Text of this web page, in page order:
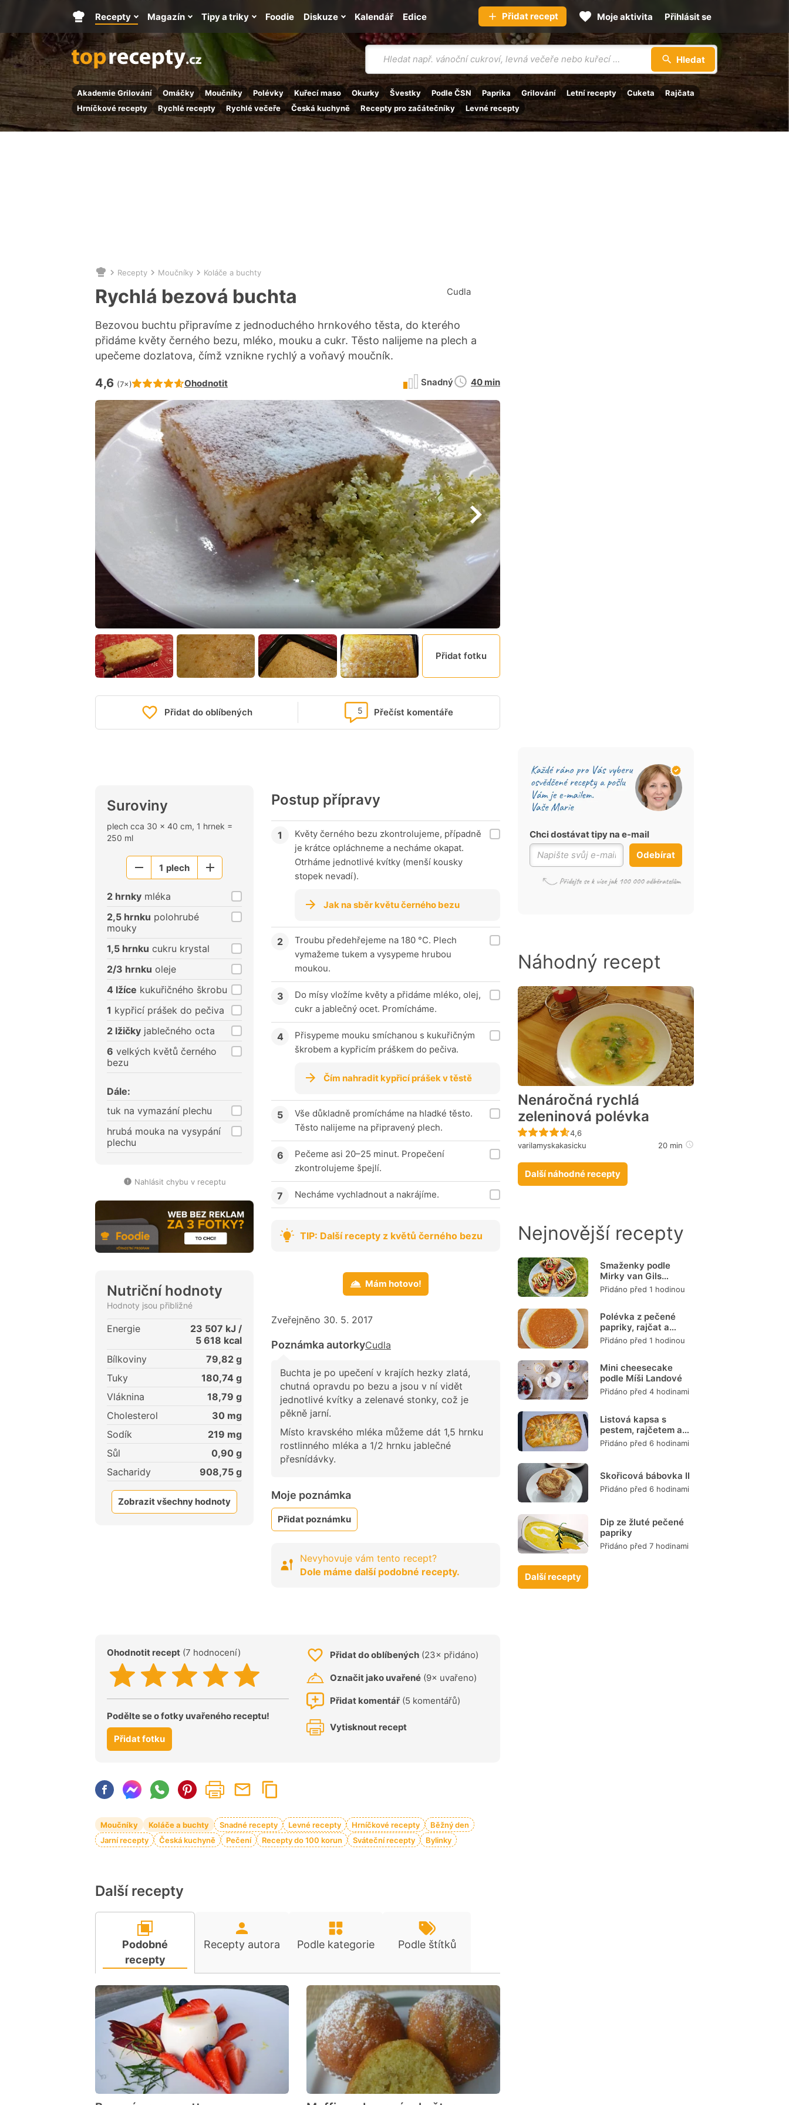
Vyhledávání
Hledat
Akademie Grilování Omáčky Moučníky Polévky Kuřecí maso Okurky Švestky Podle ČSN Paprika Grilování Letní recepty Cuketa
Rajčata
Hrníčkové recepty
Rychlé recepty Rychlé večeře Česká kuchyně Recepty pro začátečníky Levné recepty
Hlavní
stránka
Recepty Magazín Tipy a triky Kalendář
Foodie Diskuze Edice Přidat recept Moje aktivita Přihlásit se
Nacházíte
se
zde:
Recepty Moučníky Koláče a buchty
Rychlá bezová buchta
Bezovou buchtu připravíme z jednoduchého hrnkového těsta, do kterého
přidáme květy černého bezu, mléko, mouku a cukr. Těsto nalijeme na plech a
upečeme dozlatova, čímž vznikne rychlý a voňavý moučník.
Hodnocení receptu je
4,6 (7×) Ohodnotit
Cudla
Snadný
Doba
40 min
Přidat fotku
Přidat do oblíbených Přečíst komentáře
5
Suroviny
plech cca 30 × 40 cm, 1 hrnek =
250 ml
Menší
1 plech
Větší
2 hrnky mléka
2,5 hrnku polohrubé
mouky
1,5 hrnku cukru krystal
2/3 hrnku oleje
4 lžíce kukuřičného škrobu
1 kypřicí prášek do pečiva
2 lžičky jablečného octa
6 velkých květů černého
bezu
Dále:
tuk na vymazání plechu
hrubá mouka na vysypání
plechu
Nahlásit chybu v receptu
Nutriční hodnoty
Hodnoty jsou přibližné
Energie 23 507 kJ /
5 618 kcal
Bílkoviny
79,82 g
Tuky
180,74 g
Vláknina
18,79 g
Cholesterol
30 mg
Sodík
219 mg
Sůl
0,90 g
Sacharidy
908,75 g
Zobrazit všechny hodnoty
Postup přípravy
Květy černého bezu zkontrolujeme, případně
je krátce opláchneme a necháme okapat.
Otrháme jednotlivé kvítky (menší kousky
stopek nevadí).
Jak na sběr květu černého bezu
Troubu předehřejeme na 180 °C. Plech
vymažeme tukem a vysypeme hrubou
moukou.
Do mísy vložíme květy a přidáme mléko, olej,
cukr a jablečný ocet. Promícháme.
Přisypeme mouku smíchanou s kukuřičným
škrobem a kypřicím práškem do pečiva.
Čím nahradit kypřicí prášek v těstě
Vše důkladně promícháme na hladké těsto.
Těsto nalijeme na připravený plech.
Pečeme asi 20–25 minut. Propečení
zkontrolujeme špejlí.
Necháme vychladnout a nakrájíme.
TIP: Další recepty z květů černého bezu
Mám hotovo!
Zveřejněno 30. 5. 2017
Poznámka autorkyCudla
Buchta je po upečení v krajích hezky zlatá,
chutná opravdu po bezu a jsou v ní vidět
jednotlivé kvítky a zelenavé stonky, což je
pěkně jarní.
Místo kravského mléka můžeme dát 1,5 hrnku
rostlinného mléka a 1/2 hrnku jablečné
přesnídávky.
Moje poznámka
Přidat poznámku
Nevyhovuje vám tento recept?
Dole máme další podobné recepty.
Ohodnotit recept (7 hodnocení)
Podělte se o fotky uvařeného receptu!
Přidat fotku
Přidat do oblíbených (23× přidáno)
Označit jako uvařené (9× uvařeno)
Přidat komentář (5 komentářů)
Vytisknout recept
Moučníky Koláče a buchty Snadné recepty Levné recepty Hrníčkové recepty
Běžný den
Jarní recepty
Česká kuchyně Pečení Recepty do 100 korun Sváteční recepty Bylinky
Další recepty
Podobné
recepty
Recepty autora Podle kategorie Podle štítků
Chci dostávat tipy na e-mail
Odebírat
Náhodný recept
Nenáročná rychlá
zeleninová polévka
Recept ještě nebyl hodnocen
4,6
varilamyskakasicku
20 min
Další náhodné recepty
Nejnovější recepty
Smaženky podle
Mirky van Gils
Slavíkové
Přidáno před 1 hodinou
Polévka z pečené
papriky, rajčat a
mrkve
Přidáno před 1 hodinou
Mini cheesecake
podle Míši Landové
Přidáno před 4 hodinami
Listová kapsa s
pestem, rajčetem a
mozzarellou
Přidáno před 6 hodinami
Skořicová bábovka II
Přidáno před 6 hodinami
Dip ze žluté pečené
papriky
Přidáno před 7 hodinami
Další recepty